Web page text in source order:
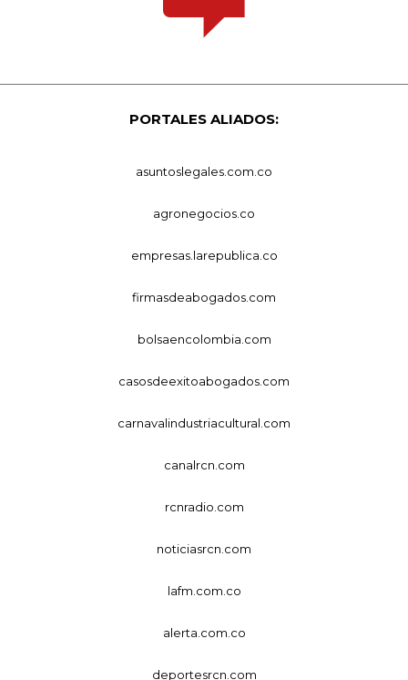
PORTALES ALIADOS:
asuntoslegales.com.co
agronegocios.co
empresas.larepublica.co
firmasdeabogados.com
bolsaencolombia.com
casosdeexitoabogados.com
carnavalindustriacultural.com
canalrcn.com
rcnradio.com
noticiasrcn.com
lafm.com.co
alerta.com.co
deportesrcn.com